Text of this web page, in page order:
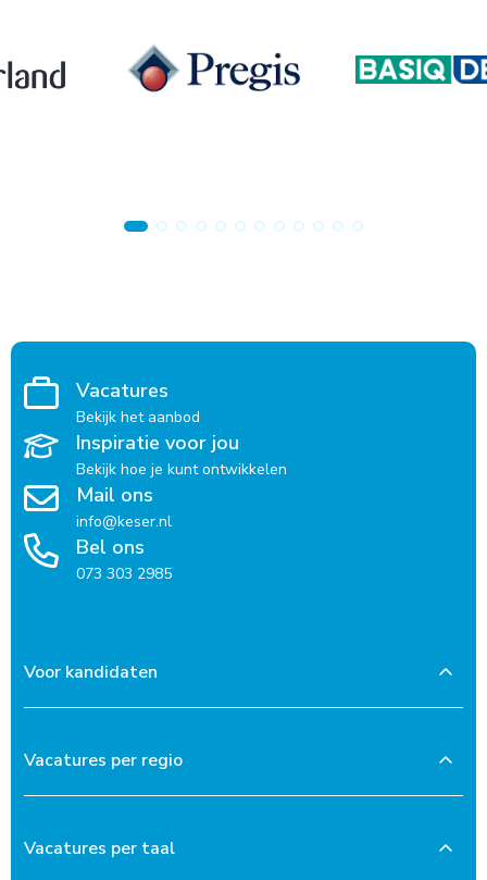
Vacatures
Bekijk het aanbod
Inspiratie voor jou
Bekijk hoe je kunt ontwikkelen
Mail ons
info@keser.nl
Bel ons
073 303 2985
Voor kandidaten
Vacatures per regio
Vacatures per taal